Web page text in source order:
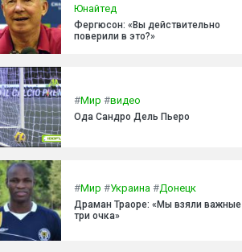
Юнайтед
Фергюсон: «Вы действительно
поверили в это?»
#Мир #видео
Ода Сандро Дель Пьеро
#Мир #Украина #Донецк
Драман Траоре: «Мы взяли важные
три очка»